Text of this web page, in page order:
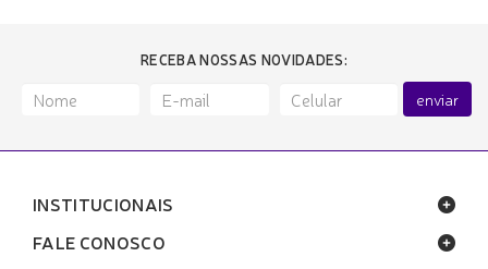
RECEBA NOSSAS NOVIDADES:
enviar
INSTITUCIONAIS
FALE CONOSCO